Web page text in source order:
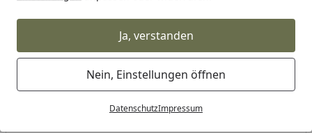
Ja, verstanden
Nein, Einstellungen öffnen
DatenschutzImpressum
DENNERLE CO2 Anlagen
Ihre Artikelübersicht
Kategorien